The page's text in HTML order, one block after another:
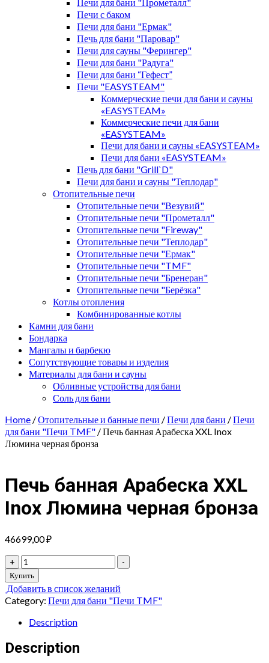
Печи с баком
Печи для бани "Ермак"
Печь для бани "Паровар"
Печи для сауны "Ферингер"
Печи для бани "Радуга"
Печи для бани “Гефест”
Печи "EASYSTEAM"
Коммерческие печи для бани и сауны
«EASYSTEAM»
Коммерческие печи для бани
«EASYSTEAM»
Печи для бани и сауны «EASYSTEAM»
Печи для бани «EASYSTEAM»
Печь для бани "Grill`D"
Печи для бани и сауны "Теплодар"
Отопительные печи
Отопительные печи "Везувий"
Отопительные печи "Прометалл"
Отопительные печи "Fireway"
Отопительные печи "Теплодар"
Отопительные печи "Ермак"
Отопительные печи "TMF"
Отопительные печи "Бренеран"
Отопительные печи "Берёзка"
Котлы отопления
Комбинированные котлы
Камни для бани
Бондарка
Мангалы и барбекю
Сопутствующие товары и изделия
Материалы для бани и сауны
Обливные устройства для бани
Соль для бани
Home /Отопительные и банные печи /Печи для бани /Печи
для бани "Печи TMF" / Печь банная Арабеска XXL Inox
Люмина черная бронза
Печь банная Арабеска XXL
Inox Люмина черная бронза
46699,00₽
+
Печь
банная
Арабеска
XXL
Inox
Люмина
бронза
quantity
-
Купить
Добавить в список желаний
Category: Печи для бани "Печи TMF"
Description
Description